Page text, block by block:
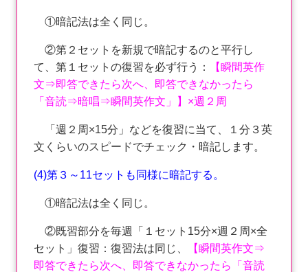
①暗記法は全く同じ。
②第２セットを新規で暗記するのと平行し
て、第１セットの復習を必ず行う：
【瞬間英作
文⇒即答できたら次へ、即答できなかったら
「音読⇒暗唱⇒瞬間英作文」】×週２周
「週２周×15分」などを復習に当て、１分３英
文くらいのスピードでチェック・暗記します。
(4)第３～11セットも同様に暗記する。
①暗記法は全く同じ。
②既習部分を毎週「１セット15分×週２周×全
セット」復習：復習法は同じ、
【瞬間英作文⇒
即答できたら次へ、即答できなかったら「音読